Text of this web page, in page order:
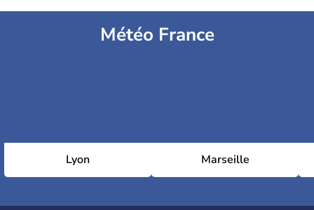
Météo France
Lyon Marseille